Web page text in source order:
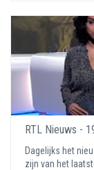
RTL Nieuws -
Dagelijks het
zijn van het